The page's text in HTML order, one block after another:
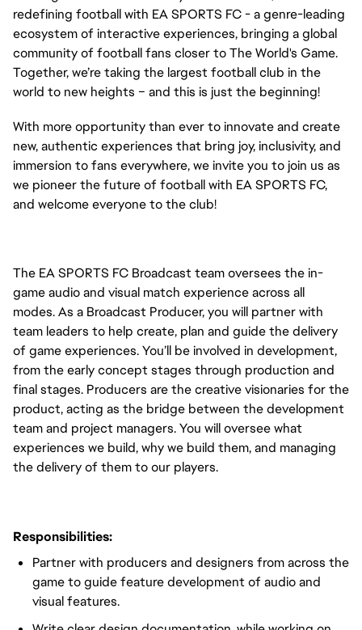
redefining football with EA SPORTS FC - a genre-leading
ecosystem of interactive experiences, bringing a global
community of football fans closer to The World's Game.
Together, we’re taking the largest football club in the
world to new heights – and this is just the beginning!
With more opportunity than ever to innovate and create
new, authentic experiences that bring joy, inclusivity, and
immersion to fans everywhere, we invite you to join us as
we pioneer the future of football with EA SPORTS FC,
and welcome everyone to the club!
The EA SPORTS FC Broadcast team oversees the in-
game audio and visual match experience across all
modes. As a Broadcast Producer, you will partner with
team leaders to help create, plan and guide the delivery
of game experiences. You’ll be involved in development,
from the early concept stages through production and
final stages. Producers are the creative visionaries for the
product, acting as the bridge between the development
team and project managers. You will oversee what
experiences we build, why we build them, and managing
the delivery of them to our players.
Responsibilities:
Partner with producers and designers from across the
game to guide feature development of audio and
visual features.